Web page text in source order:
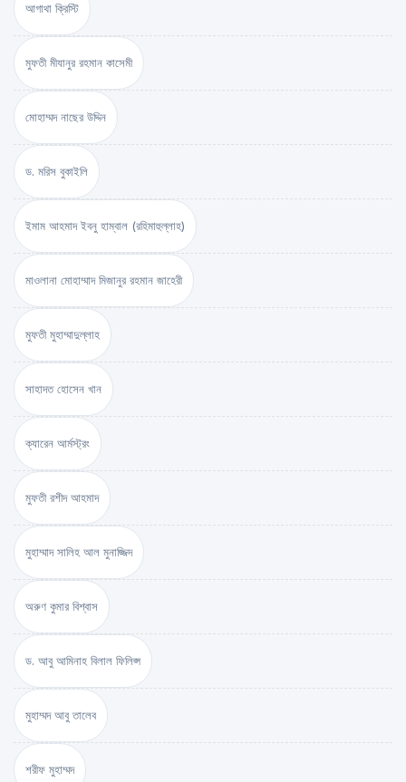
আগাথা ক্রিস্টি
মুফতী মীযানুর রহমান কাসেমী
মোহাম্মদ নাছের উদ্দিন
ড. মরিস বুকাইলি
ইমাম আহমাদ ইবনু হাম্বাল (রহিমাহুল্লাহ)
মাওলানা মোহাম্মাদ মিজানুর রহমান জাহেরী
মুফতী মুহাম্মাদুল্লাহ
সাহাদত হোসেন খান
ক্যারেন আর্মস্ট্রং
মুফতী রশীদ আহমাদ
মুহাম্মাদ সালিহ আল মুনাজ্জিদ
অরুণ কুমার বিশ্বাস
ড. আবু আমিনাহ বিলাল ফিলিপ্স
মুহাম্মদ আবু তালেব
শরীফ মুহাম্মদ